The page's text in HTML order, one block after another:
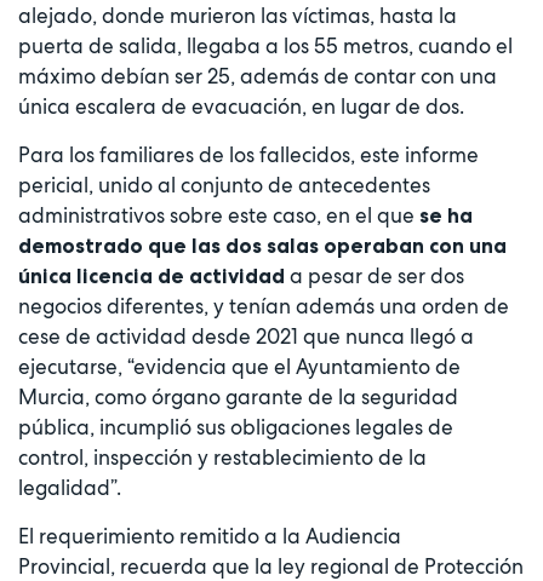
alejado, donde murieron las víctimas, hasta la
puerta de salida, llegaba a los 55 metros, cuando el
máximo debían ser 25, además de contar con una
única escalera de evacuación, en lugar de dos.
Para los familiares de los fallecidos, este informe
pericial, unido al conjunto de antecedentes
administrativos sobre este caso, en el que se ha
demostrado que las dos salas operaban con una
única licencia de actividad a pesar de ser dos
negocios diferentes, y tenían además una orden de
cese de actividad desde 2021 que nunca llegó a
ejecutarse, “evidencia que el Ayuntamiento de
Murcia, como órgano garante de la seguridad
pública, incumplió sus obligaciones legales de
control, inspección y restablecimiento de la
legalidad”.
El requerimiento remitido a la Audiencia
Provincial, recuerda que la ley regional de Protección